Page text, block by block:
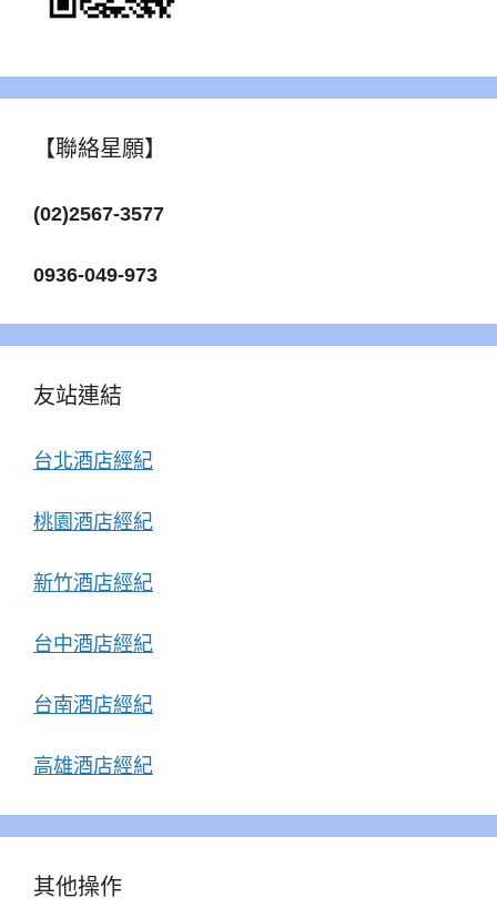
【聯絡星願】
(02)2567-3577
0936-049-973
友站連結
台北酒店經紀
桃園酒店經紀
新竹酒店經紀
台中酒店經紀
台南酒店經紀
高雄酒店經紀
其他操作